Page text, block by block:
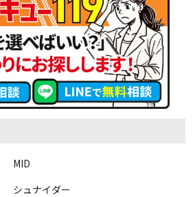
MID
シュナイダー